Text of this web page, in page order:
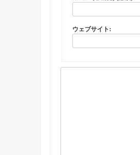
ウェブサイト: